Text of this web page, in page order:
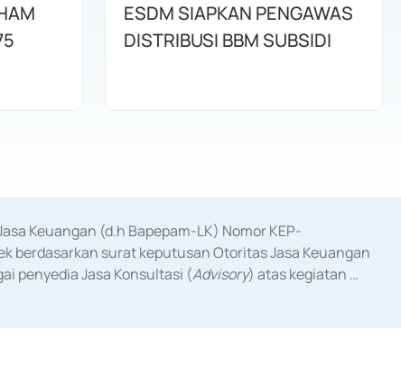
ESDM SIAPKAN PENGAWAS
DISTRIBUSI BBM SUBSIDI
Keuangan (d.h Bapepam-LK) Nomor KEP-
berdasarkan surat keputusan Otoritas Jasa Keuangan
penyedia Jasa Konsultasi (Advisory) atas kegiatan